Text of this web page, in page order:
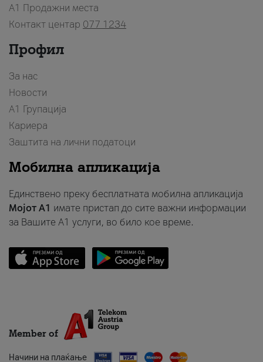
A1 Продажни места
Контакт центар 077 1234
Профил
За нас
Новости
А1 Групација
Кариера
Заштита на лични податоци
Мобилна апликација
Единствено преку бесплатната мобилна апликација
Мојот A1 имате пристап до сите важни информации
за Вашите A1 услуги, во било кое време.
Member of
Начини на плаќање